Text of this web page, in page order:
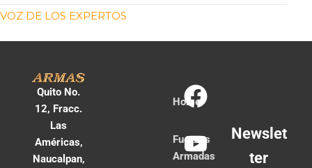
VOZ DE LOS EXPERTOS
Quito No.
12, Fracc.
Las
Américas,
Naucalpan,
Home
Fuerzas
Armadas
Newslet
ter